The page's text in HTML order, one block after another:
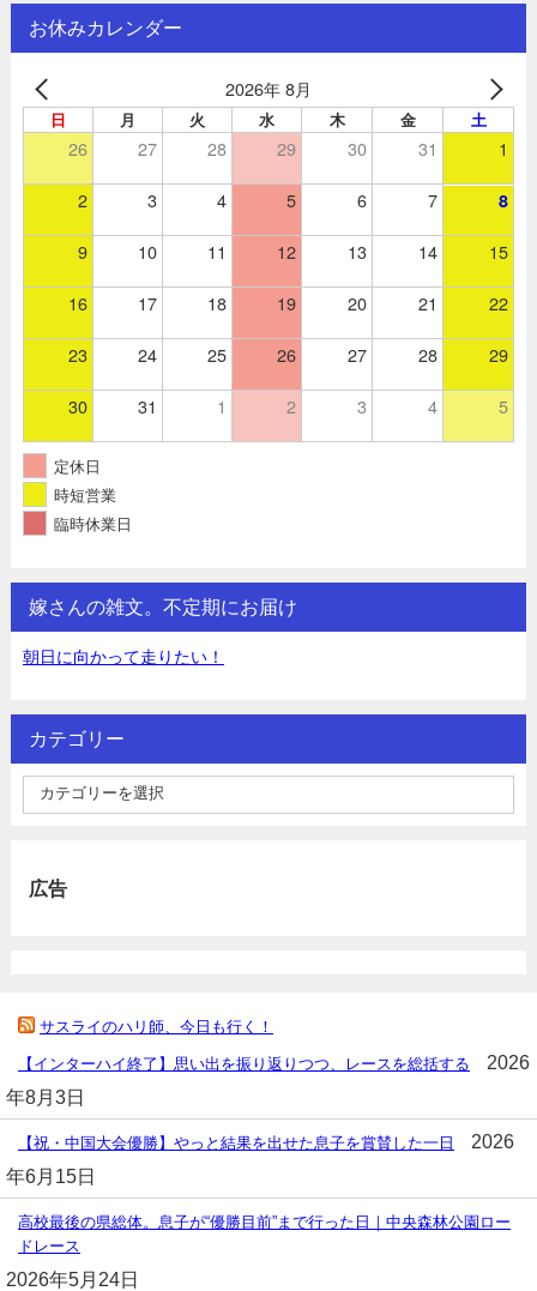
お休みカレンダー
2026年 8月
日 月 火 水 木 金 土
26 27 28 29 30 31 1
2 3 4 5 6 7 8
9 10 11 12 13 14 15
16 17 18 19 20 21 22
23 24 25 26 27 28 29
30 31 1 2 3 4 5
定休日
時短営業
臨時休業日
嫁さんの雑文。不定期にお届け
朝日に向かって走りたい！
カテゴリー
広告
サスライのハリ師、今日も行く！
【インターハイ終了】思い出を振り返りつつ、レースを総括する
2026
年8月3日
【祝・中国大会優勝】やっと結果を出せた息子を賞賛した一日
2026
年6月15日
高校最後の県総体。息子が“優勝目前”まで行った日｜中央森林公園ロー
ドレース
2026年5月24日